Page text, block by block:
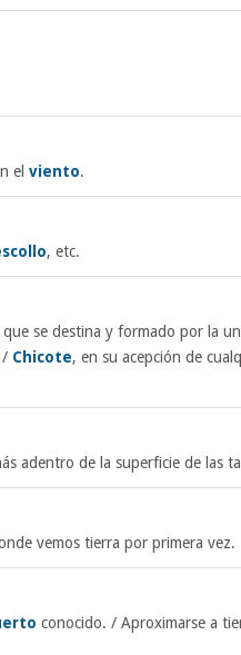
el viento.
, etc.
se destina y formado por la
/ Chicote, en su acepción de
adentro de la superficie de las
vemos tierra por primera vez.
conocido. / Aproximarse a